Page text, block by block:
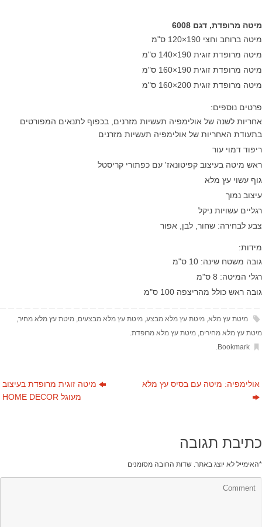
מיטה מרופדת, דגם 6008
מיטה ברוחב וחצי 190×120 ס"מ
מיטה מרופדת זוגית 190×140 ס"מ
מיטה מרופדת זוגית 190×160 ס"מ
מיטה מרופדת זוגית 200×160 ס"מ
פרטים נוספים:
אחריות לשנה של אולימפיה תעשיות מזרנים, בכפוף לתנאים המפורטים
בתעודת האחריות של אולימפיה תעשיות מזרנים
ריפוד דמוי עור
ראש מיטה בעיצוב קפיטונאז' עם כפתורי קריסטל
גוף עשוי עץ מלא
עיצוב נמוך
רגליים עשויות ניקל
צבע לבחירה: שחור, לבן, אפור
מידות:
גובה משטח שינה: 10 ס"מ
רגלי המיטה: 8 ס"מ
גובה ראש כולל מהריצפה 100 ס"מ
מיטת עץ מלא, מיטת עץ מלא מבצע, מיטת עץ מלא מבצעים מיטת עץ מלא מחיר,
מיטת עץ מלא מחירים מיטת עץ מלא מרופדת
Bookmark
מיטה זוגית מרופדת בעיצוב
מעוגל HOME DECOR
אולימפיה: מיטה עם בסיס עץ מלא
כתיבת תגובה
האימייל לא יוצג באתר. שדות החובה מסומנים *